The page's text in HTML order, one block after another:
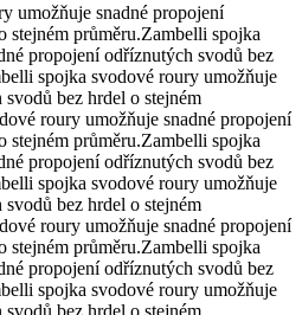
umožňuje snadné propojení
stejném průměru.Zambelli spojka
propojení odříznutých svodů bez
spojka svodové roury umožňuje
bez hrdel o stejném
roury umožňuje snadné propojení
stejném průměru.Zambelli spojka
propojení odříznutých svodů bez
spojka svodové roury umožňuje
bez hrdel o stejném
roury umožňuje snadné propojení
stejném průměru.Zambelli spojka
propojení odříznutých svodů bez
spojka svodové roury umožňuje
bez hrdel o stejném